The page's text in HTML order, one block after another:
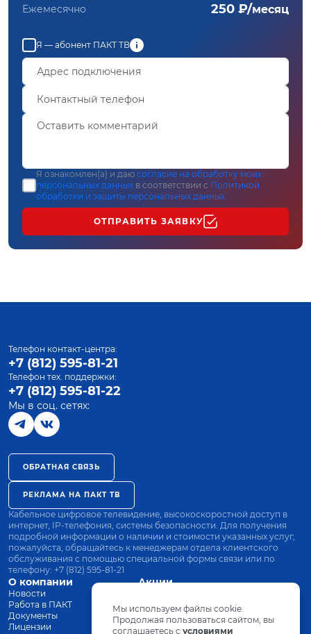
Ежемесячно 250 ₽/месяц
Я — абонент ПАКТ ТВ
Я ознакомлен(а) и даю согласие на обработку моих
персональных данных в соответствии с Политикой
обработки и защиты персональных данных
ОТПРАВИТЬ ЗАЯВКУ
О компании
Новости
Работа в ПАКТ
Документы
Лицензии
Акции
Оплата
Оборудование
Телефон контакт-центра:
+7 (812) 595-81-21
Телефон тех. поддержки:
+7 (812) 595-81-22
Мы в соц. сетях:
ОБРАТНАЯ СВЯЗЬ
РЕКЛАМА НА ПАКТ ТВ
Кабельное цифровое телевидение, высокоскоростной доступ в
интернет, IP-телефония, системы безопасности. Для получения
подробной информации о наличии и стоимости указанных услуг,
пожалуйста, обращайтесь к менеджерам отдела клиентского
обслуживания с помощью специальной формы связи или по
телефону: +7 (812) 595-81-21
Мы используем файлы cookie.
Продолжая пользоваться сайтом, вы
соглашаетесь с условиями